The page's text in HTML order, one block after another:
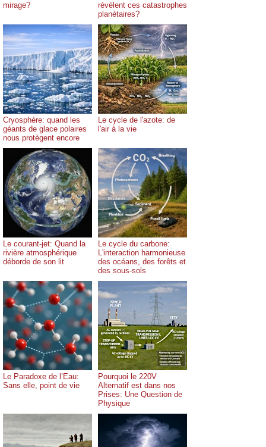
mirage?
révèlent ces catastrophes
planétaires?
Cryosphère: quand les
géants de glace polaires
nous protègent encore
Le cycle de l'azote: de
l'air à la vie
Le courant-jet: Quand la
rivière atmosphérique
déborde de son lit
Le cycle du carbone:
L'interaction harmonieuse
des océans, des forêts et
des sous-sols
Le Paradoxe de l’Eau:
Sans elle, point de vie
Pourquoi le 220V
Alternatif est dans nos
Prises: Une Question de
Physique